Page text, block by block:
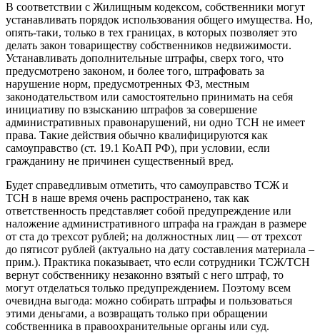
В соответствии с Жилищным кодексом, собственники могут
устанавливать порядок использования общего имущества. Но,
опять-таки, только в тех границах, в которых позволяет это
делать закон товариществу собственников недвижимости.
Устанавливать дополнительные штрафы, сверх того, что
предусмотрено законом, и более того, штрафовать за
нарушение норм, предусмотренных ФЗ, местным
законодательством или самостоятельно принимать на себя
инициативу по взысканию штрафов за совершение
административных правонарушений, ни одно ТСН не имеет
права. Такие действия обычно квалифицируются как
самоуправство (ст. 19.1 КоАП РФ), при условии, если
гражданину не причинен существенный вред.
Будет справедливым отметить, что самоуправство ТСЖ и
ТСН в наше время очень распространено, так как
ответственность представляет собой предупреждение или
наложение административного штрафа на граждан в размере
от ста до трехсот рублей; на должностных лиц — от трехсот
до пятисот рублей (актуально на дату составления материала –
прим.). Практика показывает, что если сотрудники ТСЖ/ТСН
вернут собственнику незаконно взятый с него штраф, то
могут отделаться только предупреждением. Поэтому всем
очевидна выгода: можно собирать штрафы и пользоваться
этими деньгами, а возвращать только при обращении
собственника в правоохранительные органы или суд.